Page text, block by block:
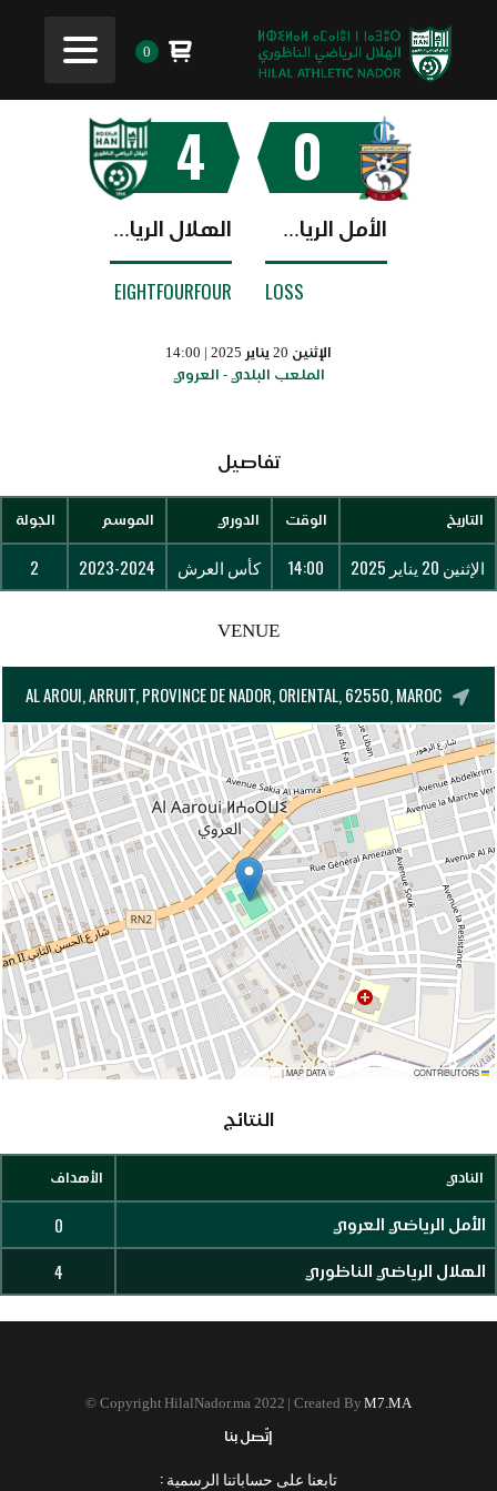
0
0
الأمل الرياضي العروي
LOSS
4
الهلال الرياضي الناظوري
EIGHTFOURFOUR
الإثنين 20 يناير 2025 | 14:00
الملعب البلدي - العروي
تفاصيل
التاريخ الوقت الدوري الموسم الجولة
الإثنين 20 يناير 2025 14:00 كأس العرش 2023-2024
2
VENUE
AL AROUI, ARRUIT, PROVINCE DE NADOR, ORIENTAL, 62550, MAROC
LEAFLET
|MAP DATA © CONTRIBUTORS
النتائج
النادي الأهداف
الأمل الرياضي العروي 0
الهلال الرياضي الناظوري 4
Copyright HilalNador.ma 2022 | Created ByM7.MA
©
إتّصل بنا
تابعنا على حساباتنا الرسمية :